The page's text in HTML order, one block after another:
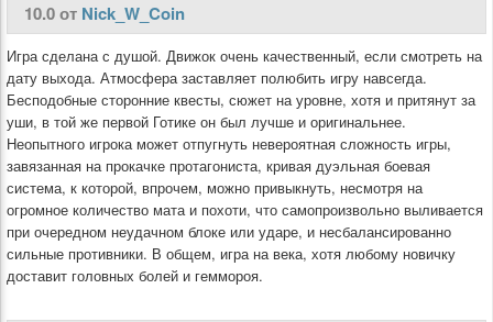
10.0 от Nick_W_Coin
Игра сделана с душой. Движок очень качественный, если смотреть на
дату выхода. Атмосфера заставляет полюбить игру навсегда.
Бесподобные сторонние квесты, сюжет на уровне, хотя и притянут за
уши, в той же первой Готике он был лучше и оригинальнее.
Неопытного игрока может отпугнуть невероятная сложность игры,
завязанная на прокачке протагониста, кривая дуэльная боевая
система, к которой, впрочем, можно привыкнуть, несмотря на
огромное количество мата и похоти, что самопроизвольно выливается
при очередном неудачном блоке или ударе, и несбалансированно
сильные противники. В общем, игра на века, хотя любому новичку
доставит головных болей и геммороя.